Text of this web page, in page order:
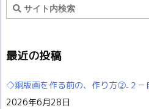
最近の投稿
◇銅版画を作る前の、作り方②₋２－
2026年6月28日